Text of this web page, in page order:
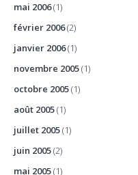
mai 2006(1)
février 2006(2)
janvier 2006(1)
novembre 2005(1)
octobre 2005(1)
août 2005(1)
juillet 2005(1)
juin 2005(2)
mai 2005(1)